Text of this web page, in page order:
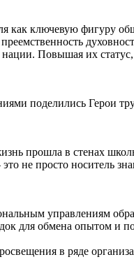
как ключевую фигуру
Повышая их
поделились Герои
прошла в стенах
не просто носитель
управлениям
для обмена опытом и
в ряде